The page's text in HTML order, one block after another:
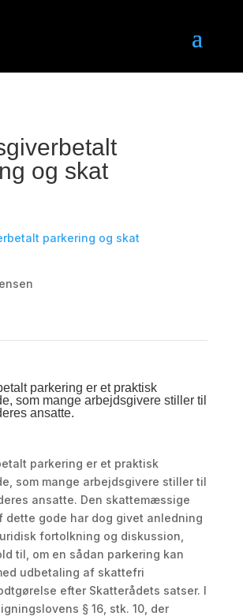
og skat
parkering er et praktisk
som mange arbejdsgivere stiller til
ansatte.
parkering er et praktisk
som mange arbejdsgivere stiller til
ansatte. Den skattemæssige
dette gode har dog givet anledning
fortolkning og diskussion,
til, om en sådan parkering kan
udbetaling af skattefri
efter Skatterådets satser. I
§ 16, stk. 10, der